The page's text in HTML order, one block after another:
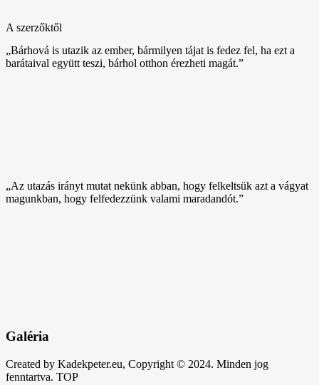
A szerzőktől
„Bárhová is utazik az ember, bármilyen tájat is fedez fel, ha ezt a
barátaival együtt teszi, bárhol otthon érezheti magát.”
„Az utazás irányt mutat nekünk abban, hogy felkeltsük azt a vágyat
magunkban, hogy felfedezzünk valami maradandót.”
Galéria
Created by Kadekpeter.eu, Copyright © 2024. Minden jog
fenntartva. TOP